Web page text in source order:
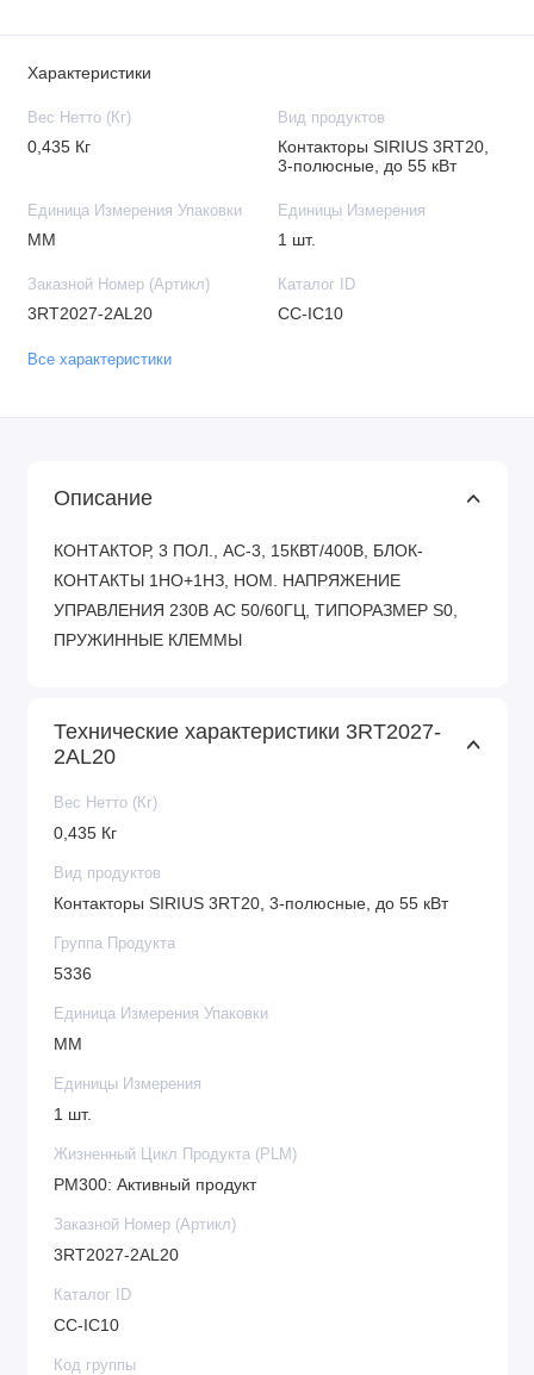
Характеристики
Вес Нетто (Кг)
0,435 Кг
Вид продуктов
Контакторы SIRIUS 3RT20,
3-полюсные, до 55 кВт
Единица Измерения Упаковки
MM
Единицы Измерения
1 шт.
Заказной Номер (Артикл)
3RT2027-2AL20
Каталог ID
CC-IC10
Все характеристики
Описание
КОНТАКТОР, 3 ПОЛ., AC-3, 15КВТ/400В, БЛОК-
КОНТАКТЫ 1НО+1НЗ, НОМ. НАПРЯЖЕНИЕ
УПРАВЛЕНИЯ 230В АС 50/60ГЦ, ТИПОРАЗМЕР S0,
ПРУЖИННЫЕ КЛЕММЫ
Технические характеристики 3RT2027-
2AL20
Вес Нетто (Кг)
0,435 Кг
Вид продуктов
Контакторы SIRIUS 3RT20, 3-полюсные, до 55 кВт
Группа Продукта
5336
Единица Измерения Упаковки
MM
Единицы Измерения
1 шт.
Жизненный Цикл Продукта (PLM)
PM300: Активный продукт
Заказной Номер (Артикл)
3RT2027-2AL20
Каталог ID
CC-IC10
Код группы